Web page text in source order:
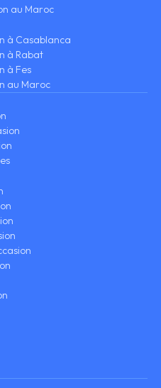
au Maroc
à Casablanca
à Rabat
à Fes
au Maroc